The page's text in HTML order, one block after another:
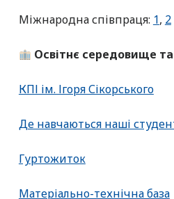
Міжнародна співпраця: 1, 2
Освітнє середовище
КПІ ім. Ігоря Сікорського
Де навчаються наші
Гуртожиток
Матеріально-технічна база